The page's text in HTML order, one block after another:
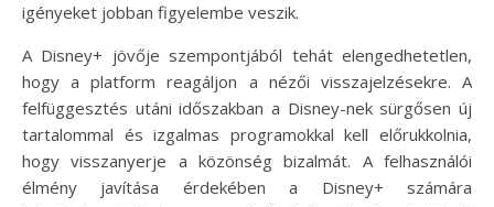
igényeket jobban figyelembe veszik.
A Disney+ jövője szempontjából tehát elengedhetetlen,
hogy a platform reagáljon a nézői visszajelzésekre. A
felfüggesztés utáni időszakban a Disney-nek sürgősen új
tartalommal és izgalmas programokkal kell előrukkolnia,
hogy visszanyerje a közönség bizalmát. A felhasználói
élmény javítása érdekében a Disney+ számára